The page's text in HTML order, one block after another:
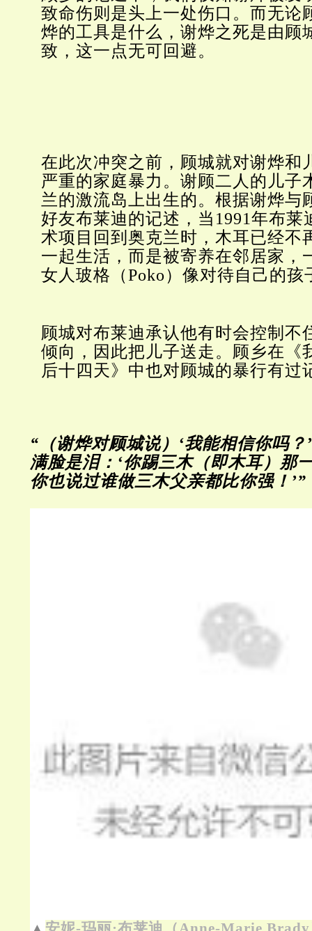
致命伤则是头上一处伤口。而无论
烨的工具是什么，谢烨之死是由顾
致，这一点无可回避。
在此次冲突之前，顾城就对谢烨和
严重的家庭暴力。谢顾二人的儿子
兰的激流岛上出生的。根据谢烨与
好友布莱迪的记述，当1991年布莱
术项目回到奥克兰时，木耳已经不
一起生活，而是被寄养在邻居家，
女人玻格（Poko）像对待自己的孩
顾城对布莱迪承认他有时会控制不
倾向，因此把儿子送走。顾乡在《
后十四天》中也对顾城的暴行有
“（谢烨对顾城说）‘我能相信你吗？
满脸是泪：‘你踢三木（即木耳）那
你也说过谁做三木父亲都比你强！’”